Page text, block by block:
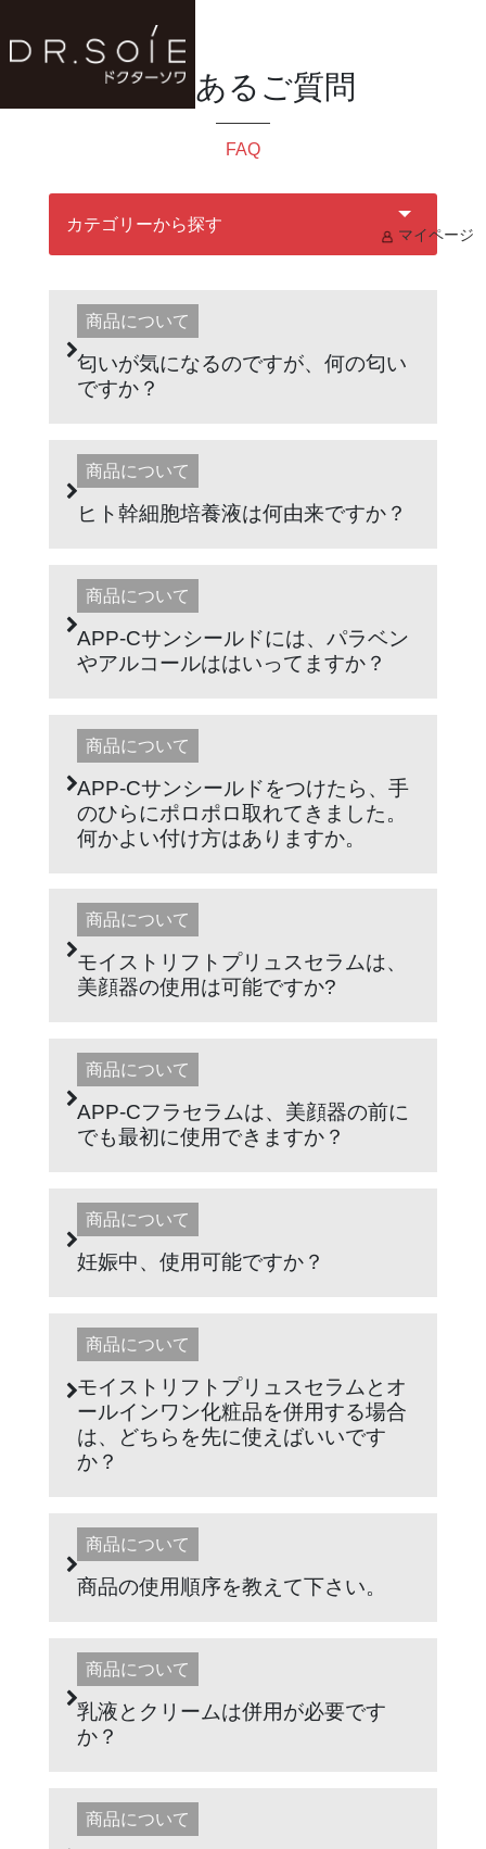
マイページ
よくあるご質問
FAQ
カテゴリーから探す
商品について
匂いが気になるのですが、何の匂い
ですか？
商品について
ヒト幹細胞培養液は何由来ですか？
商品について
APP-Cサンシールドには、パラベン
やアルコールははいってますか？
商品について
APP-Cサンシールドをつけたら、手
のひらにポロポロ取れてきました。
何かよい付け方はありますか。
商品について
モイストリフトプリュスセラムは、
美顔器の使用は可能ですか?
商品について
APP-Cフラセラムは、美顔器の前に
でも最初に使用できますか？
商品について
妊娠中、使用可能ですか？
商品について
モイストリフトプリュスセラムとオ
ールインワン化粧品を併用する場合
は、どちらを先に使えばいいです
か？
商品について
商品の使用順序を教えて下さい。
商品について
乳液とクリームは併用が必要です
か？
商品について